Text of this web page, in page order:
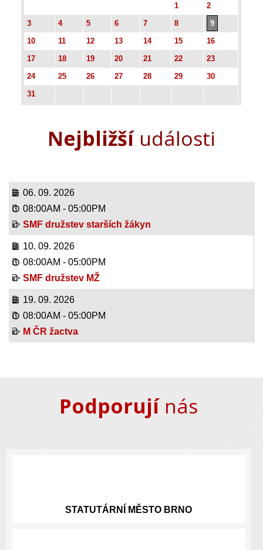
1
2
3
4 5 6 7 8
9
10
11 12 13 14 15
16
17
18 19 20 21 22
23
24
25 26 27 28 29
30
31
Nejbližšíudálosti
06. 09. 2026
08:00AM - 05:00PM
SMF družstev starších žákyn
10. 09. 2026
08:00AM - 05:00PM
SMF družstev MŽ
19. 09. 2026
08:00AM - 05:00PM
M ČR žactva
Podporujínás
STATUTÁRNÍ MĚSTO BRNO